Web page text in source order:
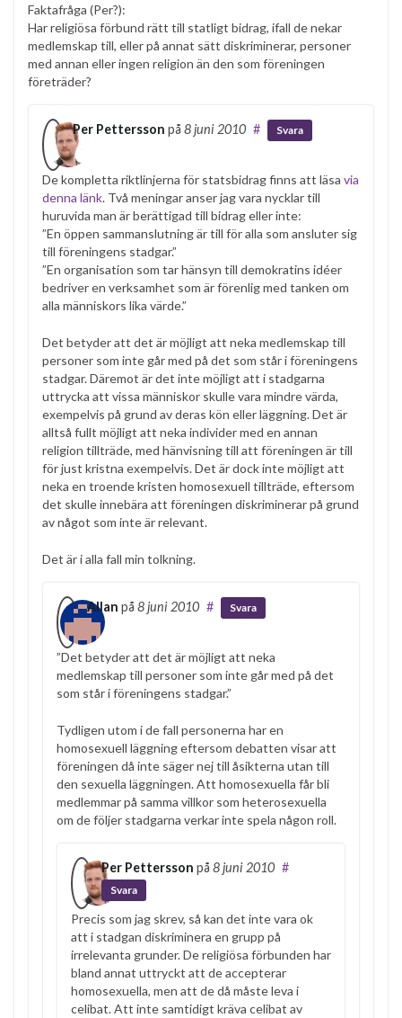
Faktafråga (Per?):
Har religiösa förbund rätt till statligt bidrag, ifall de nekar
medlemskap till, eller på annat sätt diskriminerar, personer
med annan eller ingen religion än den som föreningen
företräder?
Per Pettersson på 8 juni 2010 # Svara
De kompletta riktlinjerna för statsbidrag finns att läsa via
denna länk. Två meningar anser jag vara nycklar till
huruvida man är berättigad till bidrag eller inte:
”En öppen sammanslutning är till för alla som ansluter sig
till föreningens stadgar.”
”En organisation som tar hänsyn till demokratins idéer
bedriver en verksamhet som är förenlig med tanken om
alla människors lika värde.”
Det betyder att det är möjligt att neka medlemskap till
personer som inte går med på det som står i föreningens
stadgar. Däremot är det inte möjligt att i stadgarna
uttrycka att vissa människor skulle vara mindre värda,
exempelvis på grund av deras kön eller läggning. Det är
alltså fullt möjligt att neka individer med en annan
religion tillträde, med hänvisning till att föreningen är till
för just kristna exempelvis. Det är dock inte möjligt att
neka en troende kristen homosexuell tillträde, eftersom
det skulle innebära att föreningen diskriminerar på grund
av något som inte är relevant.
Det är i alla fall min tolkning.
Allan på 8 juni 2010 # Svara
”Det betyder att det är möjligt att neka
medlemskap till personer som inte går med på det
som står i föreningens stadgar.”
Tydligen utom i de fall personerna har en
homosexuell läggning eftersom debatten visar att
föreningen då inte säger nej till åsikterna utan till
den sexuella läggningen. Att homosexuella får bli
medlemmar på samma villkor som heterosexuella
om de följer stadgarna verkar inte spela någon roll.
Per Pettersson på 8 juni 2010 #
Svara
Precis som jag skrev, så kan det inte vara ok
att i stadgan diskriminera en grupp på
irrelevanta grunder. De religiösa förbunden har
bland annat uttryckt att de accepterar
homosexuella, men att de då måste leva i
celibat. Att inte samtidigt kräva celibat av